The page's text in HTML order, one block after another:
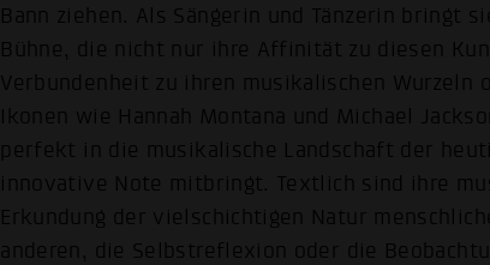
Bann ziehen. Als Sängerin und Tänzerin bringt
Bühne, die nicht nur ihre Affinität zu diesen
Verbundenheit zu ihren musikalischen
Ikonen wie Hannah Montana und Michael
perfekt in die musikalische Landschaft der
innovative Note mitbringt. Textlich sind ihre
Erkundung der vielschichtigen Natur
anderen, die Selbstreflexion oder die